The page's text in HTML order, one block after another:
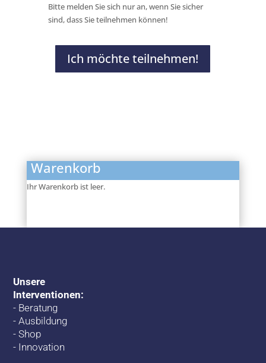
Bitte melden Sie sich nur an, wenn Sie sicher
sind, dass Sie teilnehmen können!
Ich möchte teilnehmen!
Warenkorb
Ihr Warenkorb ist leer.
Unsere
Interventionen:
- Beratung
-Ausbildung
-Shop
- Innovation